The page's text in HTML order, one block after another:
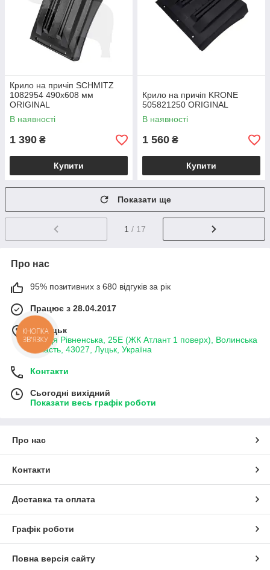
Крило на причіп SCHMITZ
1082954 490х608 мм
ORIGINAL
В наявності
1 390 ₴
Купити
Крило на причіп KRONE
505821250 ORIGINAL
В наявності
1 560 ₴
Купити
Показати ще
1 / 17
Про нас
95% позитивних з 680 відгуків за рік
Працює з 28.04.2017
м. Луцьк
вулиця Рівненська, 25Е (ЖК Атлант 1 поверх), Волинська
область, 43027, Луцьк, Україна
Контакти
Сьогодні вихідний
Показати весь графік роботи
Про нас
Контакти
Доставка та оплата
Графік роботи
Повна версія сайту
КНОПКА
ЗВ'ЯЗКУ